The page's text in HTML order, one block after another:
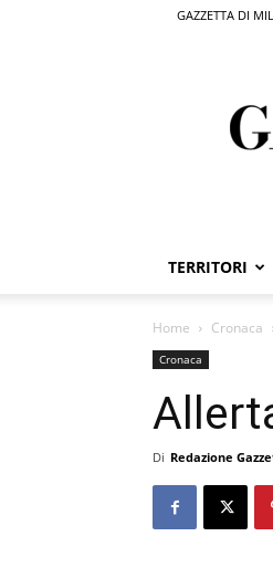
GAZZETTA DI
TERRITORI
Home Cronaca
Cronaca
Di Redazione